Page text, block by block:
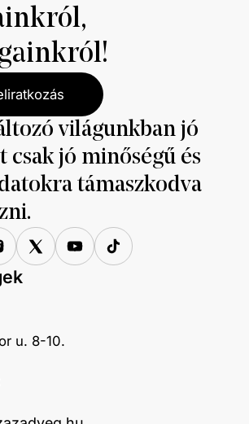
világunkban jó
csak jó minőségű és
támaszkodva
u. 8-10.